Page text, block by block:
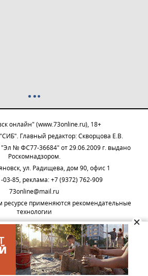
онлайн" (www.73online.ru), 18+
Главный редактор: Скворцова Е.В.
№ ФС77-36684" от 29.06.2009 г. выдано
Роскомнадзором.
ул. Радищева, дом 90, офис 1
03-85, реклама: +7 (9372) 762-909
73online@mail.ru
применяются рекомендательные
технологии